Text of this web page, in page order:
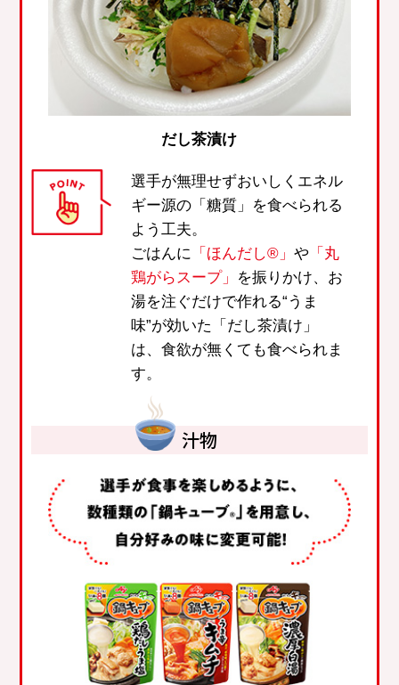
だし茶漬け
選手が無理せずおいしくエネル
ギー源の「糖質」を食べられる
よう工夫。
ごはんに 「ほんだし®」や 「丸
鶏がらスープ」 を振りかけ、お
湯を注ぐだけで作れる“うま
味”が効いた「だし茶漬け」
は、食欲が無くても食べられま
す。
汁物